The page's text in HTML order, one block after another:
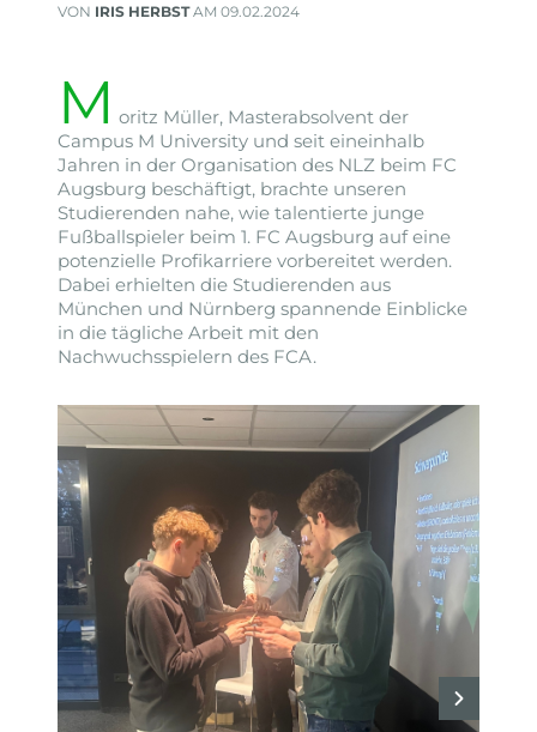
VON IRIS HERBSTAM 09.02.2024
M oritz Müller, Masterabsolvent der
Campus M University und seit eineinhalb
Jahren in der Organisation des NLZ beim FC
Augsburg beschäftigt, brachte unseren
Studierenden nahe, wie talentierte junge
Fußballspieler beim 1. FC Augsburg auf eine
potenzielle Profikarriere vorbereitet werden.
Dabei erhielten die Studierenden aus
München und Nürnberg spannende Einblicke
in die tägliche Arbeit mit den
Nachwuchsspielern des FCA.